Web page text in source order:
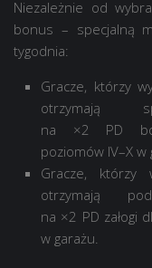
Niezależnie od
bonus – specjalną
tygodnia:
Gracze, którzy
otrzymają
na ×2 PD
poziomów IV–X w
Gracze, którzy
otrzymają
na ×2 PD załogi
w garażu.